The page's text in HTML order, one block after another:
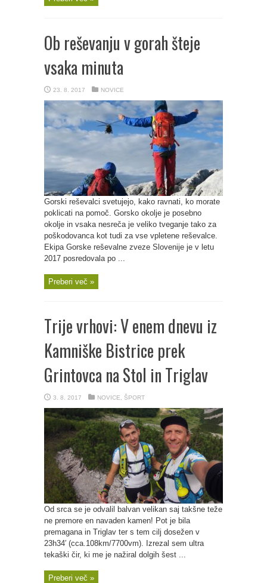
Ob reševanju v gorah šteje
vsaka minuta
23. 8. 2017 NOVICE
Gorski reševalci svetujejo, kako ravnati, ko morate
poklicati na pomoč. Gorsko okolje je posebno
okolje in vsaka nesreča je veliko tveganje tako za
poškodovanca kot tudi za vse vpletene reševalce.
Ekipa Gorske reševalne zveze Slovenije je v letu
2017 posredovala po ...
Preberi več »
Trije vrhovi: V enem dnevu iz
Kamniške Bistrice prek
Grintovca na Stol in Triglav
3. 8. 2017 NOVICE ŠPORT
Od srca se je odvalil balvan velikan saj takšne teže
ne premore en navaden kamen! Pot je bila
premagana in Triglav ter s tem cilj dosežen v
23h34′ (cca.108km/7700vm). Izrezal sem ultra
tekaški čir, ki me je nažiral dolgih šest ...
Preberi več »